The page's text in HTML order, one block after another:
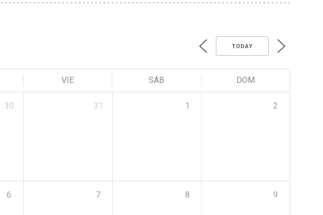
TODAY
VIE SÁB DOM
30 31 1 2
6 7 8 9